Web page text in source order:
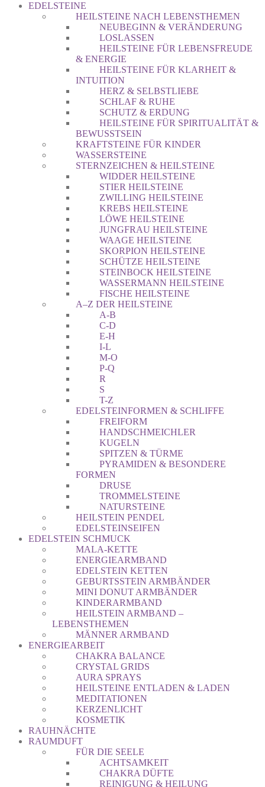
EDELSTEINE
HEILSTEINE NACH LEBENSTHEMEN
NEUBEGINN & VERÄNDERUNG
LOSLASSEN
HEILSTEINE FÜR LEBENSFREUDE
& ENERGIE
HEILSTEINE FÜR KLARHEIT &
INTUITION
HERZ & SELBSTLIEBE
SCHLAF & RUHE
SCHUTZ & ERDUNG
HEILSTEINE FÜR SPIRITUALITÄT &
BEWUSSTSEIN
KRAFTSTEINE FÜR KINDER
WASSERSTEINE
STERNZEICHEN & HEILSTEINE
WIDDER HEILSTEINE
STIER HEILSTEINE
ZWILLING HEILSTEINE
KREBS HEILSTEINE
LÖWE HEILSTEINE
JUNGFRAU HEILSTEINE
WAAGE HEILSTEINE
SKORPION HEILSTEINE
SCHÜTZE HEILSTEINE
STEINBOCK HEILSTEINE
WASSERMANN HEILSTEINE
FISCHE HEILSTEINE
A–Z DER HEILSTEINE
A-B
C-D
E-H
I-L
M-O
P-Q
R
S
T-Z
EDELSTEINFORMEN & SCHLIFFE
FREIFORM
HANDSCHMEICHLER
KUGELN
SPITZEN & TÜRME
PYRAMIDEN & BESONDERE
FORMEN
DRUSE
TROMMELSTEINE
NATURSTEINE
HEILSTEIN PENDEL
EDELSTEINSEIFEN
EDELSTEIN SCHMUCK
MALA-KETTE
ENERGIEARMBAND
EDELSTEIN KETTEN
GEBURTSSTEIN ARMBÄNDER
MINI DONUT ARMBÄNDER
KINDERARMBAND
HEILSTEIN ARMBAND –
LEBENSTHEMEN
MÄNNER ARMBAND
ENERGIEARBEIT
CHAKRA BALANCE
CRYSTAL GRIDS
AURA SPRAYS
HEILSTEINE ENTLADEN & LADEN
MEDITATIONEN
KERZENLICHT
KOSMETIK
RAUHNÄCHTE
RAUMDUFT
FÜR DIE SEELE
ACHTSAMKEIT
CHAKRA DÜFTE
REINIGUNG & HEILUNG